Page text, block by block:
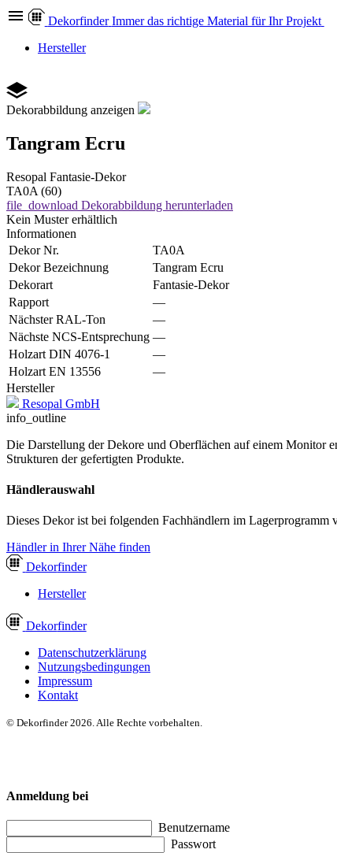
Dekorfinder Immer das richtige Material für Ihr Projekt
Hersteller
Dekorabbildung anzeigen
Tangram Ecru
Resopal Fantasie-Dekor
TA0A (60)
file_download Dekorabbildung herunterladen
Kein Muster erhältlich
Informationen
Dekor Nr.
TA0A
Dekor Bezeichnung
Tangram Ecru
Dekorart
Fantasie-Dekor
Rapport
—
Nächster RAL-Ton
—
Nächste NCS-Entsprechung —
Holzart DIN 4076-1
—
Holzart EN 13556
—
Hersteller
Resopal GmbH
info_outline
Die Darstellung der Dekore und Oberflächen auf einem Monitor
Strukturen der gefertigten Produkte.
Händlerauswahl
Dieses Dekor ist bei folgenden Fachhändlern im Lagerprogramm
Händler in Ihrer Nähe finden
Dekorfinder
Hersteller
Dekorfinder
Datenschutzerklärung
Nutzungsbedingungen
Impressum
Kontakt
© Dekorfinder 2026. Alle Rechte vorbehalten.
Anmeldung bei
Benutzername
Passwort